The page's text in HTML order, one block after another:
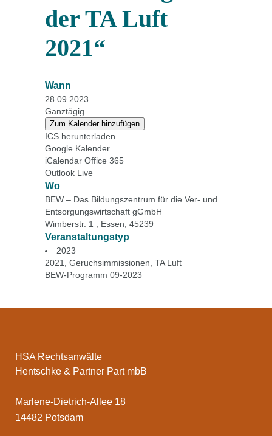
der TA Luft
2021“
Wann
28.09.2023
Ganztägig
Zum Kalender hinzufügen
ICS herunterladen
Google Kalender
iCalendar Office 365
Outlook Live
Wo
BEW – Das Bildungszentrum für die Ver- und
Entsorgungswirtschaft gGmbH
Wimberstr. 1 , Essen, 45239
Veranstaltungstyp
2023
2021
Geruchsimmissionen TA Luft
BEW-Programm 09-2023
HSA Rechtsanwälte
Hentschke & Partner Part mbB
Marlene-Dietrich-Allee 18
14482 Potsdam